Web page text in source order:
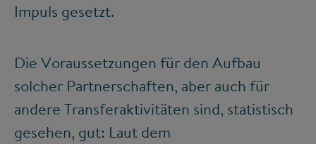
Impuls gesetzt.
Die Voraussetzungen für den Aufbau
solcher Partnerschaften, aber auch für
andere Transferaktivitäten sind, statistisch
gesehen, gut: Laut dem